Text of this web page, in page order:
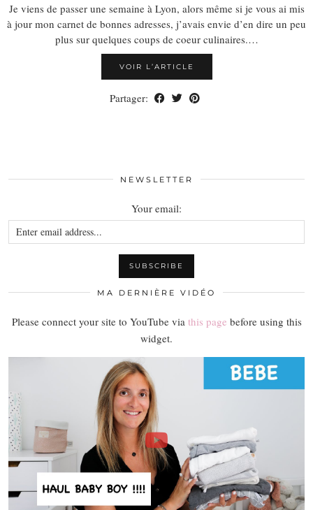
Je viens de passer une semaine à Lyon, alors même si je vous ai mis
à jour mon carnet de bonnes adresses, j’avais envie d’en dire un peu
plus sur quelques coups de coeur culinaires.…
VOIR L’ARTICLE
Partager:
NEWSLETTER
Your email:
MA DERNIÈRE VIDÉO
Please connect your site to YouTube via this page before using this
widget.